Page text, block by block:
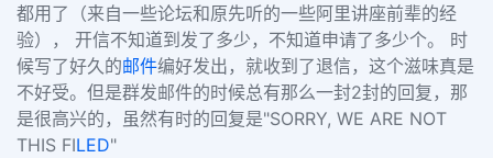
都用了（来自一些论坛和原先听的一些阿里讲座前辈的经
验）， 开信不知道到发了多少， 不知道申请了多少个。 时
候写了好久的邮件编好发出，就收到了退信，这个滋味真是
不好受。但是群发邮件的时候总有那么一封2封的回复，那
是很高兴的，虽然有时的回复是"SORRY, WE ARE NOT
THIS FILED"